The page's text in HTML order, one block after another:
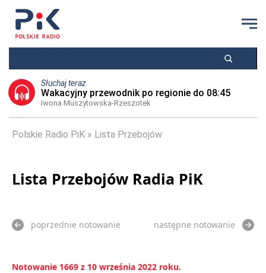
Słuchaj teraz
Wakacyjny przewodnik po regionie do 08:45
Iwona Muszytowska-Rzeszotek
Polskie Radio PiK Lista Przebojów
Lista Przebojów Radia PiK
poprzednie notowanie następne notowanie
Notowanie 1669 z 10 września 2022 roku.